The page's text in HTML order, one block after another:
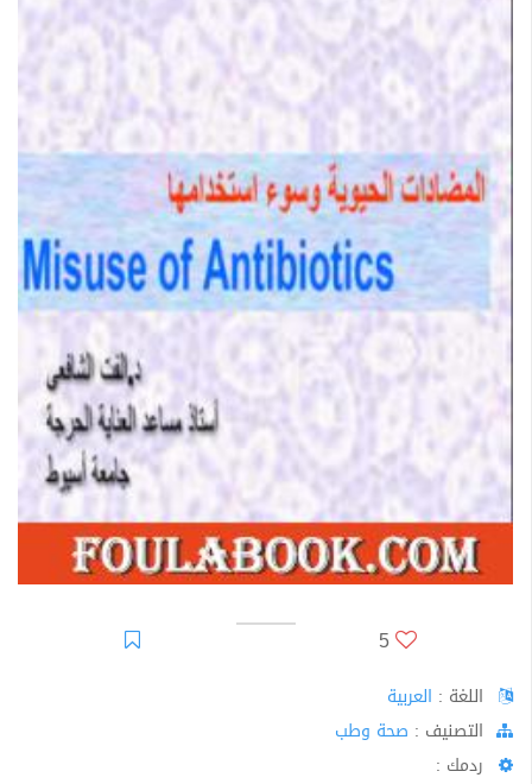
5
اللغة : العربية
اﻟﺘﺼﻨﻴﻒ : صحة وطب
ردمك :